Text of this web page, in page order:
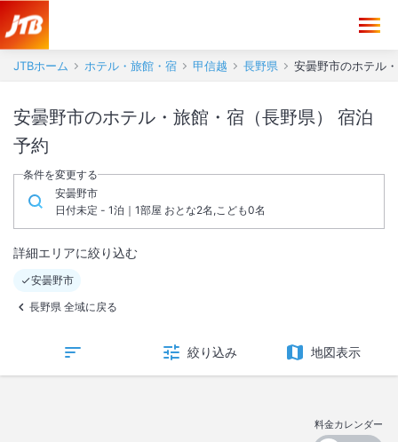
JTBホーム ホテル・旅館・宿 甲信越 長野県 安曇野市のホテル
安曇野市のホテル・旅館・宿（長野県） 宿泊
予約
条件を変更する
安曇野市
日付未定 - 1泊｜1部屋 おとな2名,こども0名
詳細エリアに絞り込む
安曇野市
長野県 全域に戻る
絞り込み 地図表示
料金カレンダー